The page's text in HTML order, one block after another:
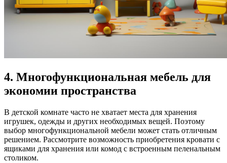
4. Многофункциональная мебель для
экономии пространства
В детской комнате часто не хватает места для хранения
игрушек, одежды и других необходимых вещей. Поэтому
выбор многофункциональной мебели может стать отличным
решением. Рассмотрите возможность приобретения кровати с
ящиками для хранения или комод с встроенным пеленальным
столиком.